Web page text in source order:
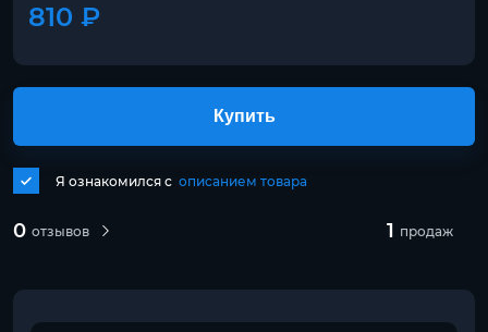
810 ₽
0 отзывов 1 продаж
Я ознакомился с описанием товара
Купить